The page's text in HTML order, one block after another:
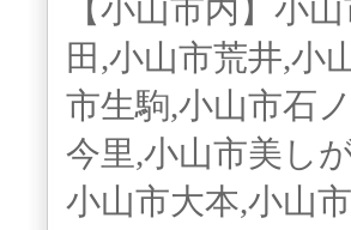
【小山市内】小
田,小山市荒井,小
市生駒,小山市石
今里,小山市美し
小山市大本,小山